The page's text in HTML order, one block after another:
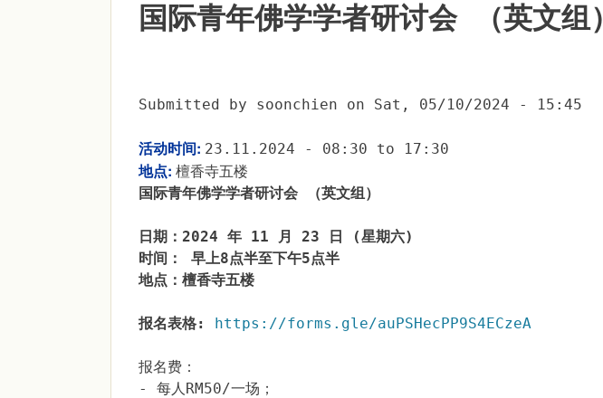
国际青年佛学学者研讨会 （英文组）
Submitted by soonchien on Sat, 05/10/2024 - 15:45
活动时间: 23.11.2024 - 08:30 to 17:30
地点: 檀香寺五楼
国际青年佛学学者研讨会 （英文组）
日期：2024 年 11 月 23 日 (星期六)
时间： 早上8点半至下午5点半
地点：檀香寺五楼
报名表格: https://forms.gle/auPSHecPP9S4ECzeA
报名费：
- 每人RM50/一场；